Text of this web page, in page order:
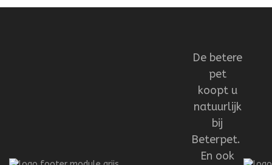
De betere
pet
koopt u
natuurlijk
bij
Beterpet.
En ook